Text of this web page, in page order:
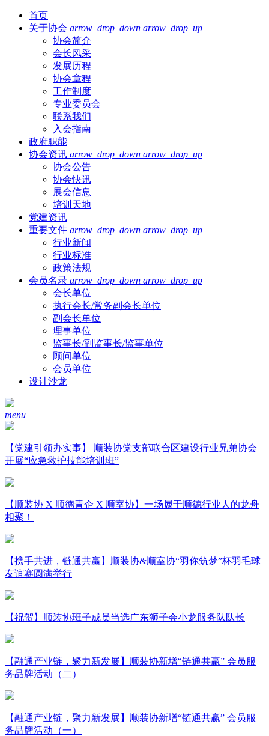
首页
关于协会 arrow_drop_down arrow_drop_up
协会简介
会长风采
发展历程
协会章程
工作制度
专业委员会
联系我们
入会指南
政府职能
协会资讯 arrow_drop_down arrow_drop_up
协会公告
协会快讯
展会信息
培训天地
党建资讯
重要文件 arrow_drop_down arrow_drop_up
行业新闻
行业标准
政策法规
会员名录 arrow_drop_down arrow_drop_up
会长单位
执行会长/常务副会长单位
副会长单位
理事单位
监事长/副监事长/监事单位
顾问单位
会员单位
设计沙龙
menu
【党建引领办实事】 顺装协党支部联合区建设行业兄弟协会
开展“应急救护技能培训班”
【顺装协 X 顺德青企 X 顺室协】一场属于顺德行业人的龙舟
相聚！
【携手共进，链通共赢】顺装协&顺室协“羽你筑梦”杯羽毛球
友谊赛圆满举行
【祝贺】顺装协班子成员当选广东狮子会小龙服务队队长
【融通产业链，聚力新发展】顺装协新增“链通共赢” 会员服
务品牌活动（二）
【融通产业链，聚力新发展】顺装协新增“链通共赢” 会员服
务品牌活动（一）